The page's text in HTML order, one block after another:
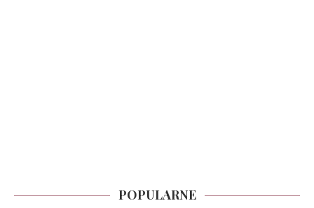
POPULARNE